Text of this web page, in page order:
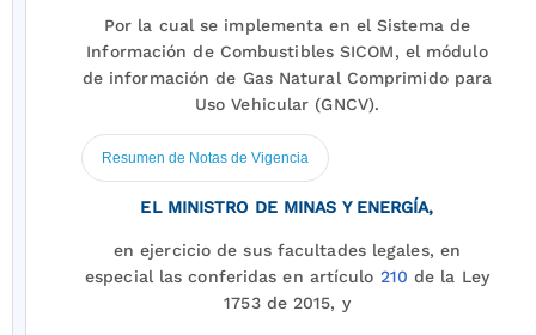
Por la cual se implementa en el Sistema de
Información de Combustibles SICOM, el módulo
de información de Gas Natural Comprimido para
Uso Vehicular (GNCV).
Resumen de Notas de Vigencia
EL MINISTRO DE MINAS Y ENERGÍA,
en ejercicio de sus facultades legales, en
especial las conferidas en artículo 210 de la Ley
1753 de 2015, y